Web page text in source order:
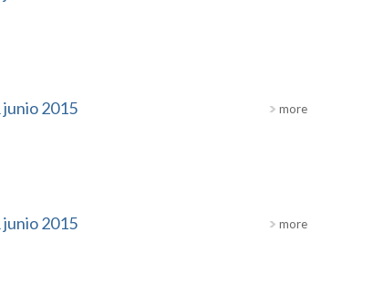
junio2015 more
junio2015 more